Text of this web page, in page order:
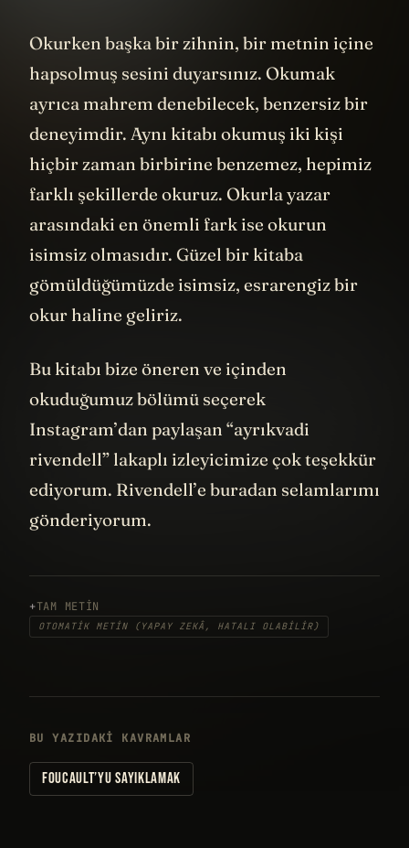
Okurken başka bir zihnin, bir metnin içine
hapsolmuş sesini duyarsınız. Okumak
ayrıca mahrem denebilecek, benzersiz bir
deneyimdir. Aynı kitabı okumuş iki kişi
hiçbir zaman birbirine benzemez, hepimiz
farklı şekillerde okuruz. Okurla yazar
arasındaki en önemli fark ise okurun
isimsiz olmasıdır. Güzel bir kitaba
gömüldüğümüzde isimsiz, esrarengiz bir
okur haline geliriz.
Bu kitabı bize öneren ve içinden
okuduğumuz bölümü seçerek
Instagram’dan paylaşan “ayrıkvadi
rivendell” lakaplı izleyicimize çok teşekkür
ediyorum. Rivendell’e buradan selamlarımı
gönderiyorum.
TAM METIN
OTOMATIK METIN (YAPAY ZEKÂ, HATALI OLABILIR)
BU YAZIDAKI KAVRAMLAR
FOUCAULT’YU SAYIKLAMAK